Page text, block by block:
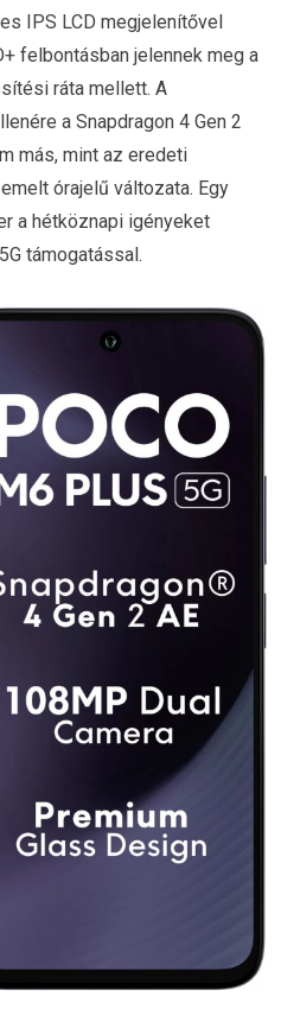
IPS LCD megjelenítővel
felbontásban jelennek meg a
ráta mellett. A
a Snapdragon 4 Gen 2
más, mint az eredeti
órajelű változata. Egy
a hétköznapi igényeket
támogatással.